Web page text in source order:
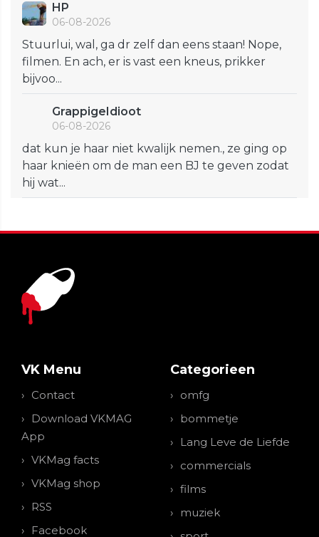
HP
06-08-2026
Stuurlui, wal, ga dr zelf dan eens staan! Nope,
filmen. En ach, er is vast een kneus, prikker
bijvoo...
GrappigeIdioot
06-08-2026
dat kun je haar niet kwalijk nemen., ze ging op
haar knieën om de man een BJ te geven zodat
hij wat...
VK Menu
Contact
Download VKMAG
App
VKMag facts
VKMag shop
RSS
Facebook
Categorieen
omfg
bommetje
Lang Leve de Liefde
commercials
films
muziek